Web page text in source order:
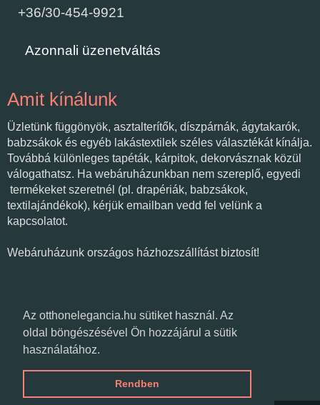
Az otthonelegancia.hu sütiket használ. Az
oldal böngészésével Ön hozzájárul a sütik
használatához.
Rendben
+36/30-454-9921
Azonnali üzenetváltás
Amit kínálunk
Üzletünk függönyök, asztalterítők, díszpárnák, ágytakarók,
babzsákok és egyéb lakástextilek széles választékát kínálja.
Továbbá különleges tapéták, kárpitok, dekorvásznak közül
válogathatsz. Ha webáruházunkban nem szereplő, egyedi
termékeket szeretnél (pl. drapériák, babzsákok,
textilajándékok), kérjük emailban vedd fel velünk a
kapcsolatot.
Webáruházunk országos házhozszállítást biztosít!
Textilvarázs
Csongrád, Fő út 11-17.